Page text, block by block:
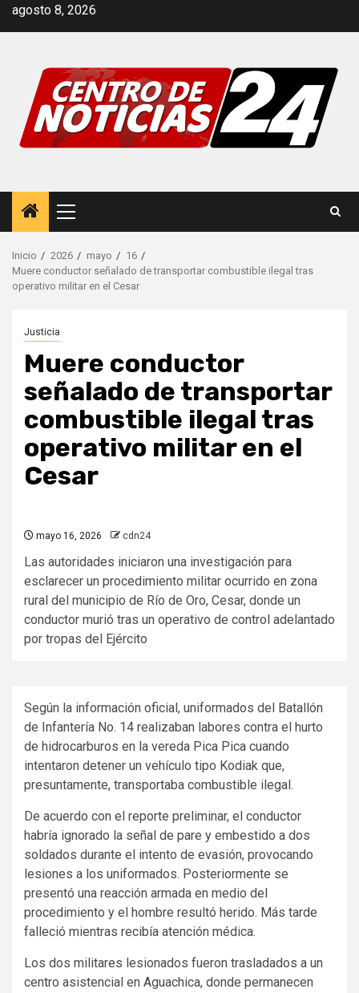
Saltar
agosto 8, 2026
Menú
principal
Inicio 2026 mayo
16
Muere conductor señalado de transportar combustible ilegal tras
operativo militar en el Cesar
Justicia
Muere conductor
señalado de transportar
combustible ilegal tras
operativo militar en el
Cesar
mayo 16, 2026 cdn24
Las autoridades iniciaron una investigación para
esclarecer un procedimiento militar ocurrido en zona
rural del municipio de Río de Oro, Cesar, donde un
conductor murió tras un operativo de control adelantado
por tropas del Ejército
Según la información oficial, uniformados del Batallón
de Infantería No. 14 realizaban labores contra el hurto
de hidrocarburos en la vereda Pica Pica cuando
intentaron detener un vehículo tipo Kodiak que,
presuntamente, transportaba combustible ilegal.
De acuerdo con el reporte preliminar, el conductor
habría ignorado la señal de pare y embestido a dos
soldados durante el intento de evasión, provocando
lesiones a los uniformados. Posteriormente se
presentó una reacción armada en medio del
procedimiento y el hombre resultó herido. Más tarde
falleció mientras recibía atención médica.
Los dos militares lesionados fueron trasladados a un
centro asistencial en Aguachica, donde permanecen